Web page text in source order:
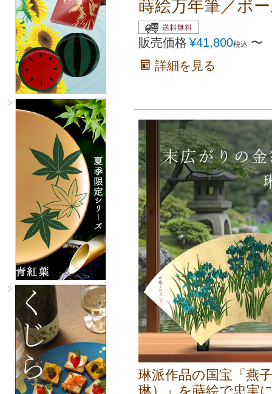
蒔絵万年筆／ボ
販売価格 ¥41,800税込 〜
詳細を見る
琳派作品の国宝『燕
琳）』を蒔絵で忠実